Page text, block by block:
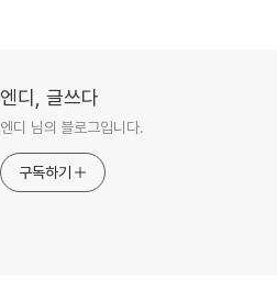
엔디, 글쓰다
엔디 님의 블로그입니다.
구독하기